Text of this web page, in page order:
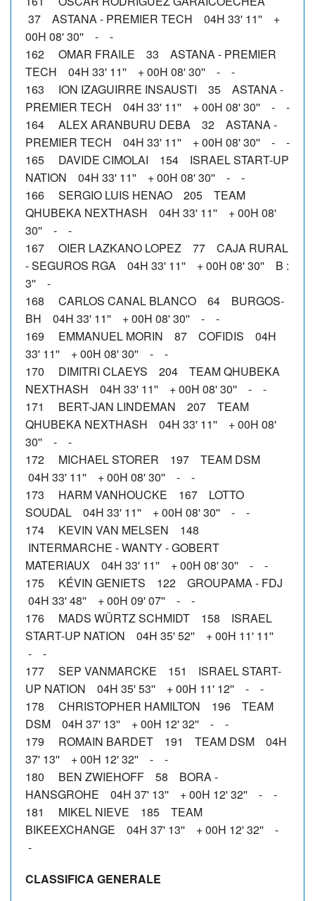
37 ASTANA - PREMIER TECH 04H 33' 11'' +
00H 08' 30'' - -
162 OMAR FRAILE 33 ASTANA - PREMIER
TECH 04H 33' 11'' + 00H 08' 30'' - -
163 ION IZAGUIRRE INSAUSTI 35 ASTANA -
PREMIER TECH 04H 33' 11'' + 00H 08' 30'' - -
164 ALEX ARANBURU DEBA 32 ASTANA -
PREMIER TECH 04H 33' 11'' + 00H 08' 30'' - -
165 DAVIDE CIMOLAI 154 ISRAEL START-UP
NATION 04H 33' 11'' + 00H 08' 30'' - -
166 SERGIO LUIS HENAO 205 TEAM
QHUBEKA NEXTHASH 04H 33' 11'' + 00H 08'
30'' - -
167 OIER LAZKANO LOPEZ 77 CAJA RURAL
- SEGUROS RGA 04H 33' 11'' + 00H 08' 30'' B :
3'' -
168 CARLOS CANAL BLANCO 64 BURGOS-
BH 04H 33' 11'' + 00H 08' 30'' - -
169 EMMANUEL MORIN 87 COFIDIS 04H
33' 11'' + 00H 08' 30'' - -
170 DIMITRI CLAEYS 204 TEAM QHUBEKA
NEXTHASH 04H 33' 11'' + 00H 08' 30'' - -
171 BERT-JAN LINDEMAN 207 TEAM
QHUBEKA NEXTHASH 04H 33' 11'' + 00H 08'
30'' - -
172 MICHAEL STORER 197 TEAM DSM
04H 33' 11'' + 00H 08' 30'' - -
173 HARM VANHOUCKE 167 LOTTO
SOUDAL 04H 33' 11'' + 00H 08' 30'' - -
174 KEVIN VAN MELSEN 148
INTERMARCHE - WANTY - GOBERT
MATERIAUX 04H 33' 11'' + 00H 08' 30'' - -
175 KÉVIN GENIETS 122 GROUPAMA - FDJ
04H 33' 48'' + 00H 09' 07'' - -
176 MADS WÜRTZ SCHMIDT 158 ISRAEL
START-UP NATION 04H 35' 52'' + 00H 11' 11''
- -
177 SEP VANMARCKE 151 ISRAEL START-
UP NATION 04H 35' 53'' + 00H 11' 12'' - -
178 CHRISTOPHER HAMILTON 196 TEAM
DSM 04H 37' 13'' + 00H 12' 32'' - -
179 ROMAIN BARDET 191 TEAM DSM 04H
37' 13'' + 00H 12' 32'' - -
180 BEN ZWIEHOFF 58 BORA -
HANSGROHE 04H 37' 13'' + 00H 12' 32'' - -
181 MIKEL NIEVE 185 TEAM
BIKEEXCHANGE 04H 37' 13'' + 00H 12' 32'' -
-
CLASSIFICA GENERALE